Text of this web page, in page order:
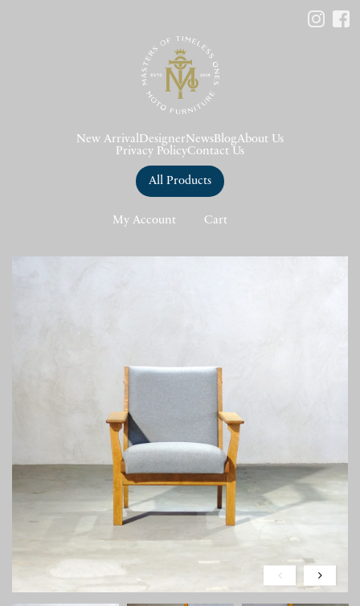
New Arrival DesignerNews BlogAbout Us
Privacy PolicyContact Us
All Products
My Account Cart